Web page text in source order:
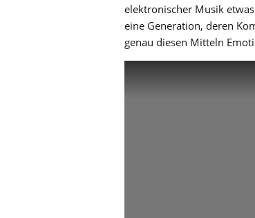
elektronischer Musik
eine Generation, deren
genau diesen Mitteln